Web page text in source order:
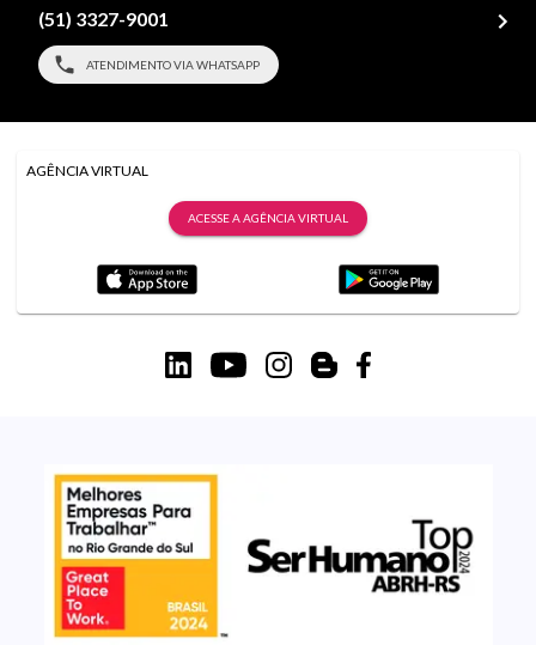
(51) 3327-9001
ATENDIMENTO VIA WHATSAPP
AGÊNCIA VIRTUAL
ACESSE A AGÊNCIA VIRTUAL